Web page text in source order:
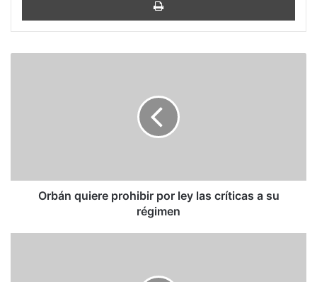
su
régimenOrbán quiere prohibir por ley las críticas a su
régimen